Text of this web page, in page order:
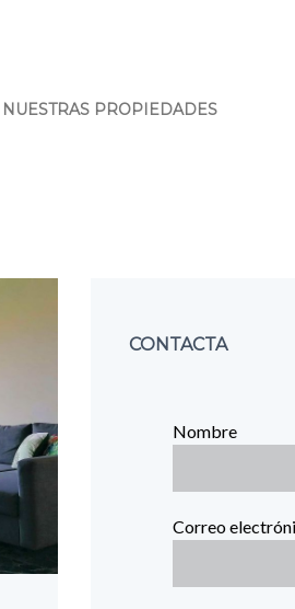
NUESTRAS PROPIEDADES
CONTACTA
Nombre
Correo